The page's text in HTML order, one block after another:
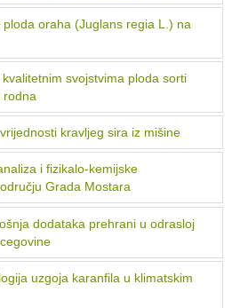
oraha (Juglans regia L.) na
svojstvima ploda sorti
rodna
kravljeg sira iz mišine
i fizikalo-kemijske
Grada Mostara
dodataka prehrani u odrasloj
uzgoja karanfila u klimatskim